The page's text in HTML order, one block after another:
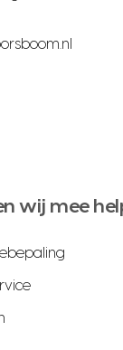
wij mee